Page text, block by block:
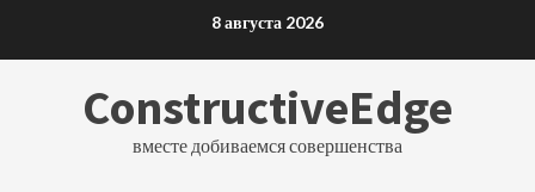
8 августа 2026
ConstructiveEdge
вместе добиваемся совершенства